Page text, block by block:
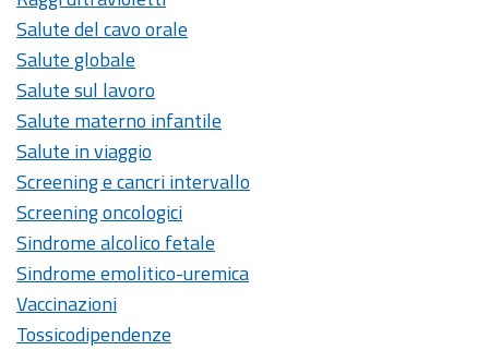
Salute del cavo orale
Salute globale
Salute sul lavoro
Salute materno infantile
Salute in viaggio
Screening e cancri intervallo
Screening oncologici
Sindrome alcolico fetale
Sindrome emolitico-uremica
Vaccinazioni
Tossicodipendenze